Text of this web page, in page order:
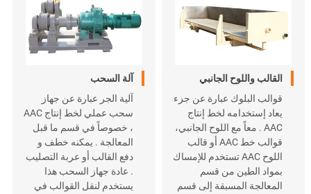
القالب واللوح الجانبي
قوالب البلوك عبارة عن جزء
يعاد إستخدامه لخط إنتاج
AAC . معاً مع اللوح الجانبي،
قوالب خط AAC أو قالب
اللوح AAC تستخدم للإمساك
بمواد الطين من قسم
المعالجة المسبقة إلى قسم
آلة السحب
آلية الجر عبارة عن جهاز
سحب عملي لخط إنتاج AAC
، خصوصاً في قسم ما قبل
المعالجة . يمكنه خطف و
دفع القالب أو عربة التصليب
. عادة جهاز السحب هذا
يستخدم لنقل القوالب في